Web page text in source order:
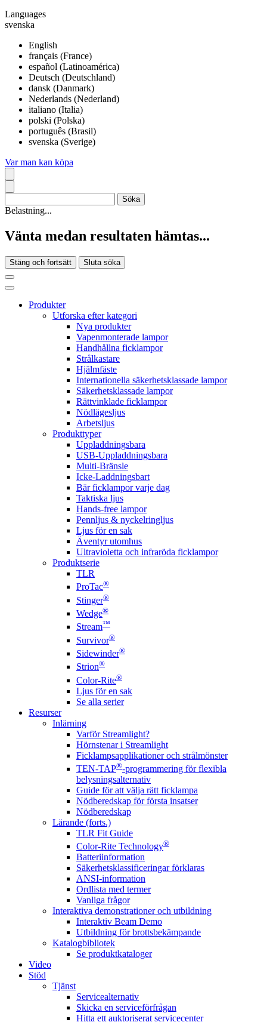
Languages
svenska
English
français (France)
español (Latinoamérica)
Deutsch (Deutschland)
dansk (Danmark)
Nederlands (Nederland)
italiano (Italia)
polski (Polska)
português (Brasil)
svenska (Sverige)
Var man kan köpa
Belastning...
Vänta medan resultaten hämtas...
Stäng och fortsätt Sluta söka
Produkter
Utforska efter kategori
Nya produkter
Vapenmonterade lampor
Handhållna ficklampor
Strålkastare
Hjälmfäste
Internationella säkerhetsklassade lampor
Säkerhetsklassade lampor
Rättvinklade ficklampor
Nödlägesljus
Arbetsljus
Produkttyper
Uppladdningsbara
USB-Uppladdningsbara
Multi-Bränsle
Icke-Laddningsbart
Bär ficklampor varje dag
Taktiska ljus
Hands-free lampor
Pennljus & nyckelringljus
Ljus för en sak
Äventyr utomhus
Ultravioletta och infraröda ficklampor
Produktserie
TLR
ProTac®
Stinger®
Wedge®
Stream™
Survivor®
Sidewinder®
Strion®
Color-Rite®
Ljus för en sak
Se alla serier
Resurser
Inlärning
Varför Streamlight?
Hörnstenar i Streamlight
Ficklampsapplikationer och strålmönster
TEN-TAP®-programmering för flexibla
belysningsalternativ
Guide för att välja rätt ficklampa
Nödberedskap för första insatser
Nödberedskap
Lärande (forts.)
TLR Fit Guide
Color-Rite Technology®
Batteriinformation
Säkerhetsklassificeringar förklaras
ANSI-information
Ordlista med termer
Vanliga frågor
Interaktiva demonstrationer och utbildning
Interaktiv Beam Demo
Utbildning för brottsbekämpande
Katalogbibliotek
Se produktkataloger
Video
Stöd
Tjänst
Servicealternativ
Skicka en serviceförfrågan
Hitta ett auktoriserat servicecenter